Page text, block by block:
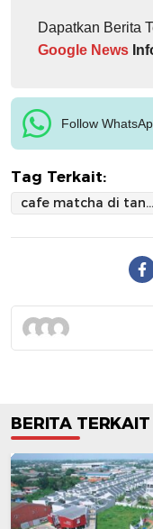
Dapatkan Berita
Google News
Follow
Tag Terkait:
cafe matcha di tangerang
BERITA TERKAIT